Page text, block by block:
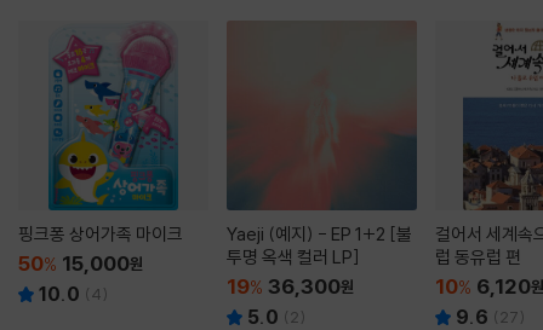
핑크퐁 상어가족 마이크
50% 15,000원
10.0 (4)
Yaeji (예지) - EP 1+2 [불
투명 옥색 컬러 LP]
19% 36,300원
5.0 ( 2)
걸어서 세계속
럽 동유럽 편
10% 6,120원
9.6 ( 27)